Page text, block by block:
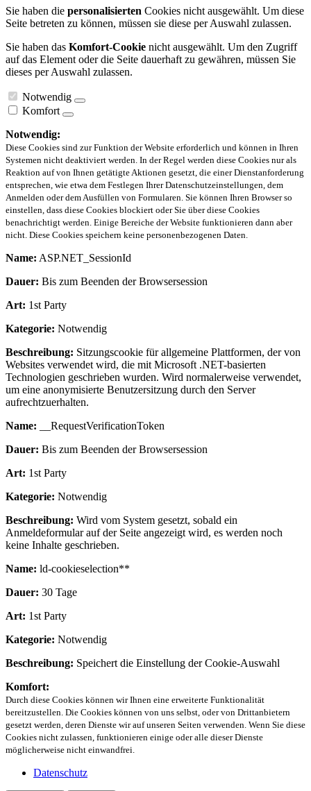
Sie haben die personalisierten Cookies nicht ausgewählt. Um diese
Seite betreten zu können, müssen sie diese per Auswahl zulassen.
Sie haben das Komfort-Cookie nicht ausgewählt. Um den Zugriff
auf das Element oder die Seite dauerhaft zu gewähren, müssen Sie
dieses per Auswahl zulassen.
Notwendig
Komfort
Notwendig:
Diese Cookies sind zur Funktion der Website erforderlich und können in Ihren
Systemen nicht deaktiviert werden. In der Regel werden diese Cookies nur als
Reaktion auf von Ihnen getätigte Aktionen gesetzt, die einer Dienstanforderung
entsprechen, wie etwa dem Festlegen Ihrer Datenschutzeinstellungen, dem
Anmelden oder dem Ausfüllen von Formularen. Sie können Ihren Browser so
einstellen, dass diese Cookies blockiert oder Sie über diese Cookies
benachrichtigt werden. Einige Bereiche der Website funktionieren dann aber
nicht. Diese Cookies speichern keine personenbezogenen Daten.
Name: ASP.NET_SessionId
Dauer: Bis zum Beenden der Browsersession
Art: 1st Party
Kategorie: Notwendig
Beschreibung: Sitzungscookie für allgemeine Plattformen, der von
Websites verwendet wird, die mit Microsoft .NET-basierten
Technologien geschrieben wurden. Wird normalerweise verwendet,
um eine anonymisierte Benutzersitzung durch den Server
aufrechtzuerhalten.
Name: __RequestVerificationToken
Dauer: Bis zum Beenden der Browsersession
Art: 1st Party
Kategorie: Notwendig
Beschreibung: Wird vom System gesetzt, sobald ein
Anmeldeformular auf der Seite angezeigt wird, es werden noch
keine Inhalte geschrieben.
Name: ld-cookieselection**
Dauer: 30 Tage
Art: 1st Party
Kategorie: Notwendig
Beschreibung: Speichert die Einstellung der Cookie-Auswahl
Komfort:
Durch diese Cookies können wir Ihnen eine erweiterte Funktionalität
bereitzustellen. Die Cookies können von uns selbst, oder von Drittanbietern
gesetzt werden, deren Dienste wir auf unseren Seiten verwenden. Wenn Sie diese
Cookies nicht zulassen, funktionieren einige oder alle dieser Dienste
möglicherweise nicht einwandfrei.
Datenschutz